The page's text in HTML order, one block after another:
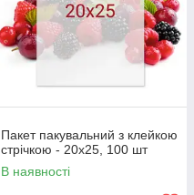
Пакет пакувальний з клейкою
стрічкою - 20х25, 100 шт
В наявності